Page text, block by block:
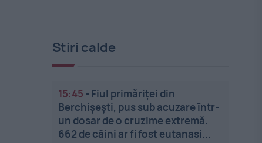
Stiri calde
15:45 - Fiul primăriței din
Berchișești, pus sub acuzare într-
un dosar de o cruzime extremă.
662 de câini ar fi fost eutanasi...